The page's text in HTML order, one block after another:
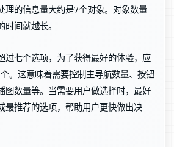
理的信息量大约是7个对象。对象数量
间就越长。
过七个选项，为了获得最好的体验，应
。这意味着需要控制主导航数量、按钮
图数量等。当需要用户做选择时，最好
最推荐的选项，帮助用户更快做出决